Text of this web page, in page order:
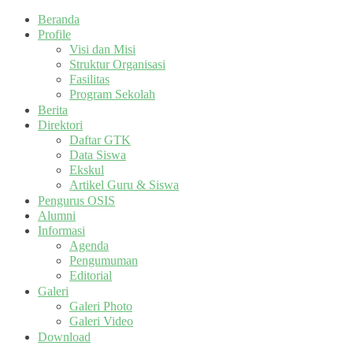
Beranda
Profile
Visi dan Misi
Struktur Organisasi
Fasilitas
Program Sekolah
Berita
Direktori
Daftar GTK
Data Siswa
Ekskul
Artikel Guru & Siswa
Pengurus OSIS
Alumni
Informasi
Agenda
Pengumuman
Editorial
Galeri
Galeri Photo
Galeri Video
Download